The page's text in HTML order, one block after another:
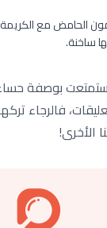
الحامض مع
ساخنة.
بوصفة
فالرجاء
الأخرى!